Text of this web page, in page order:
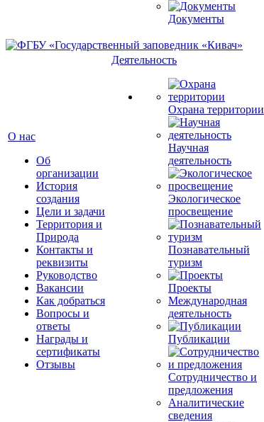
Документы
О нас
Об
организации
История
создания
Цели и задачи
Территория и
Природа
Контакты и
реквизиты
Руководство
Вакансии
Как добраться
Вопросы и
ответы
Награды и
сертификаты
Отзывы
Деятельность
Охрана территории
Научная
деятельность
Экологическое
просвещение
Познавательный
туризм
Проекты
Международная
деятельность
Публикации
Сотрудничество и
предложения
Аналитические
сведения